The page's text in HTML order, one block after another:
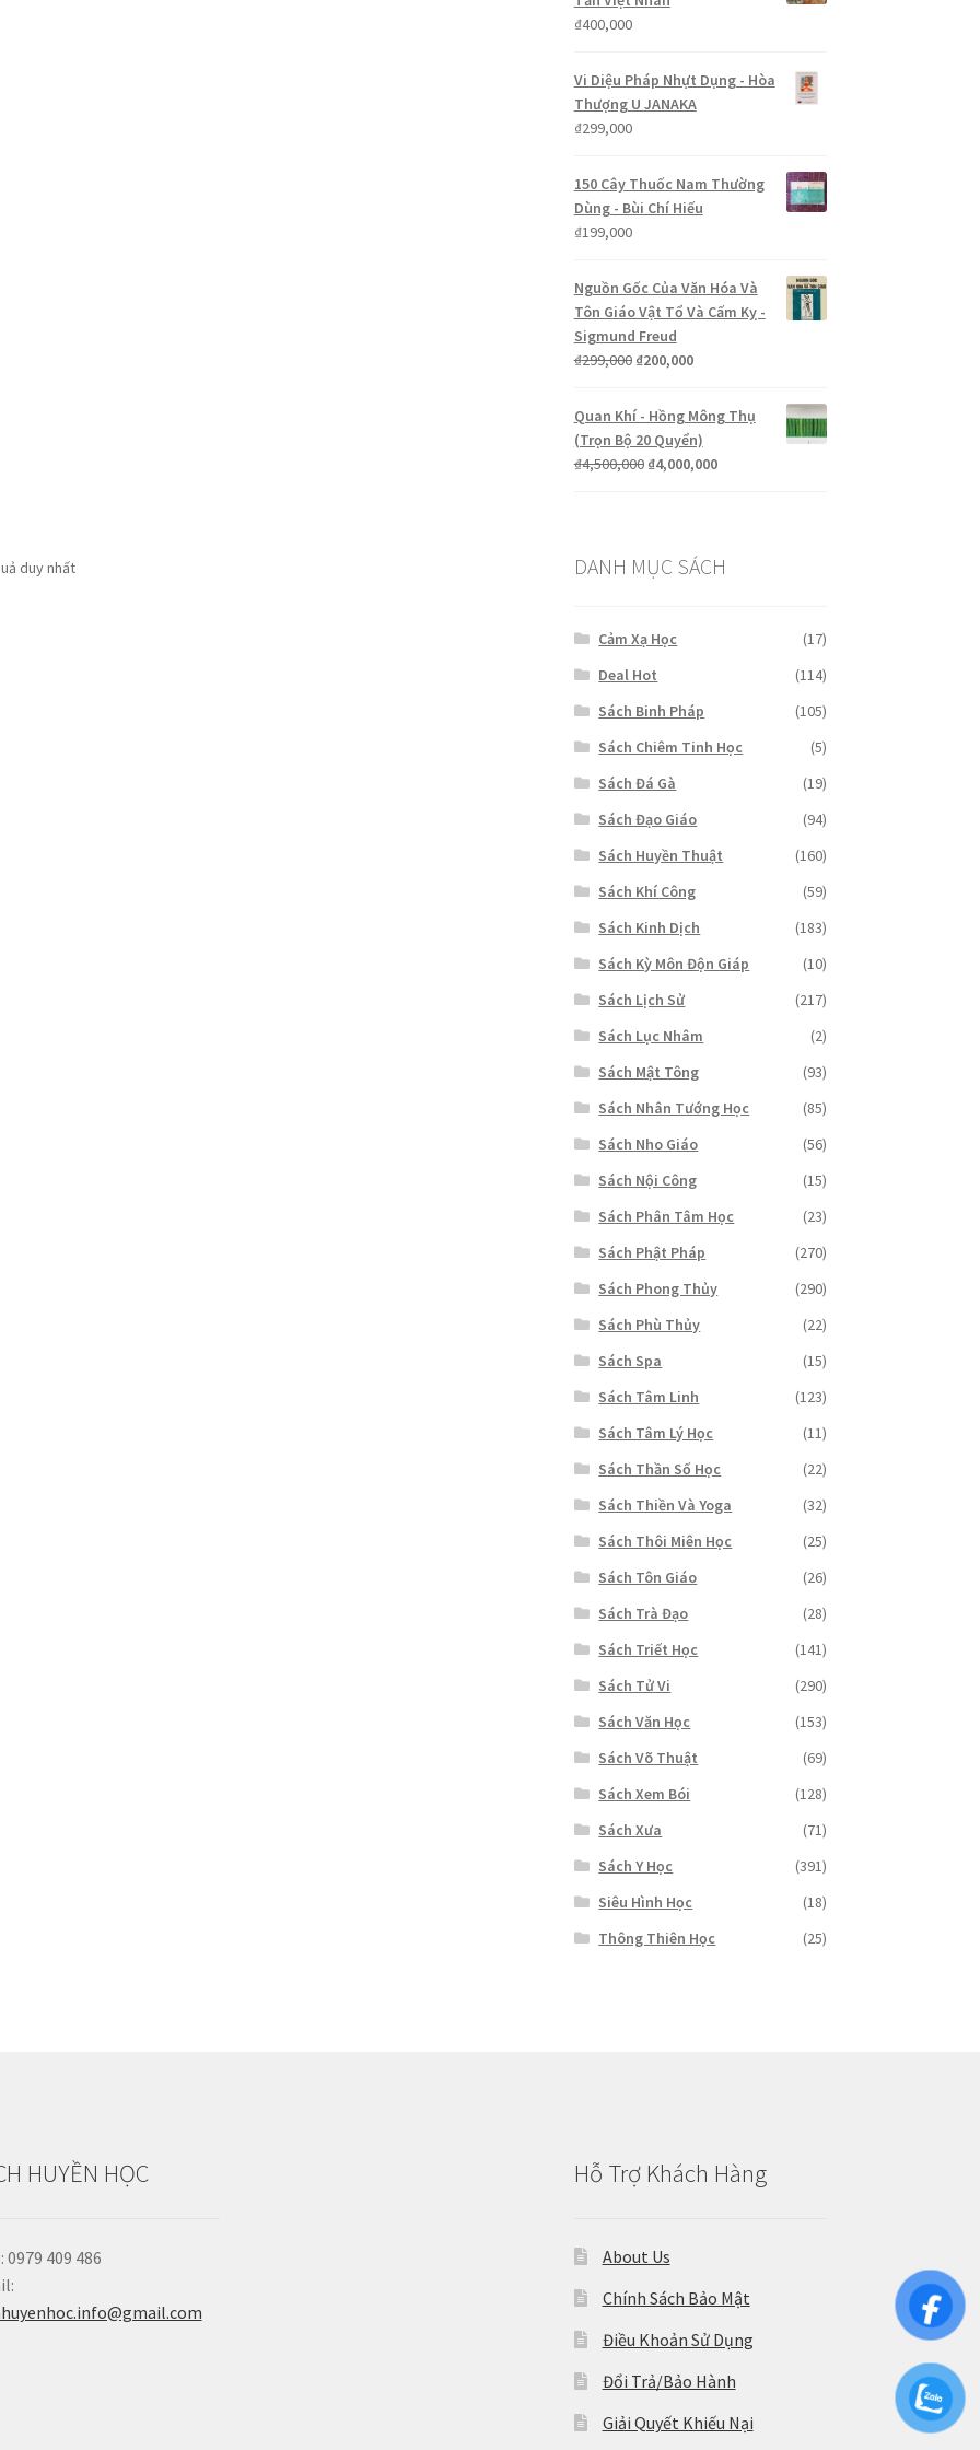
duy nhất
₫400,000
Vi Diệu Pháp Nhựt Dụng - Hòa
Thượng U JANAKA
₫299,000
150 Cây Thuốc Nam Thường
Dùng - Bùi Chí Hiếu
₫199,000
Nguồn Gốc Của Văn Hóa Và
Tôn Giáo Vật Tổ Và Cấm Kỵ -
Sigmund Freud
₫299,000 Giá
là:
₫299,000.
₫200,000Giá
tại
là:
₫200,000.
Quan Khí - Hồng Mông Thụ
(Trọn Bộ 20 Quyển)
₫4,500,000 Giá
₫4,000,000Giá
₫4,000,000.
DANH MỤC SÁCH
Cảm Xạ Học
(17)
Deal Hot
(114)
Sách Binh Pháp
(105)
Sách Chiêm Tinh Học
(5)
Sách Đá Gà
(19)
Sách Đạo Giáo
(94)
Sách Huyền Thuật
(160)
Sách Khí Công
(59)
Sách Kinh Dịch
(183)
Sách Kỳ Môn Độn Giáp
(10)
Sách Lịch Sử
(217)
Sách Lục Nhâm
(2)
Sách Mật Tông
(93)
Sách Nhân Tướng Học
(85)
Sách Nho Giáo
(56)
Sách Nội Công
(15)
Sách Phân Tâm Học
(23)
Sách Phật Pháp
(270)
Sách Phong Thủy
(290)
Sách Phù Thủy
(22)
Sách Spa
(15)
Sách Tâm Linh
(123)
Sách Tâm Lý Học
(11)
Sách Thần Số Học
(22)
Sách Thiền Và Yoga
(32)
Sách Thôi Miên Học
(25)
Sách Tôn Giáo
(26)
Sách Trà Đạo
(28)
Sách Triết Học
(141)
Sách Tử Vi
(290)
Sách Văn Học
(153)
Sách Võ Thuật
(69)
Sách Xem Bói
(128)
Sách Xưa
(71)
Sách Y Học
(391)
Siêu Hình Học
(18)
Thông Thiên Học
(25)
HUYỀN HỌC
0979 409 486
Hỗ Trợ Khách Hàng
About Us
Chính Sách Bảo Mật
Điều Khoản Sử Dụng
Đổi Trả/Bảo Hành
Giải Quyết Khiếu Nại